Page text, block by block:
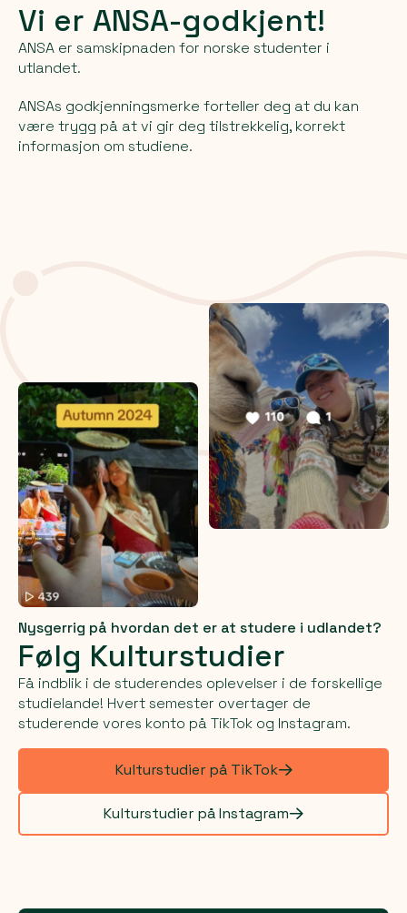
Vi er ANSA-godkjent!
ANSA er samskipnaden for norske studenter i
utlandet.
ANSAs godkjenningsmerke forteller deg at du kan
være trygg på at vi gir deg tilstrekkelig, korrekt
informasjon om studiene.
Nysgerrig på hvordan det er at studere i udlandet?
Følg Kulturstudier
Få indblik i de studerendes oplevelser i de forskellige
studielande! Hvert semester overtager de
studerende vores konto på TikTok og Instagram.
Kulturstudier på TikTok
Kulturstudier på Instagram